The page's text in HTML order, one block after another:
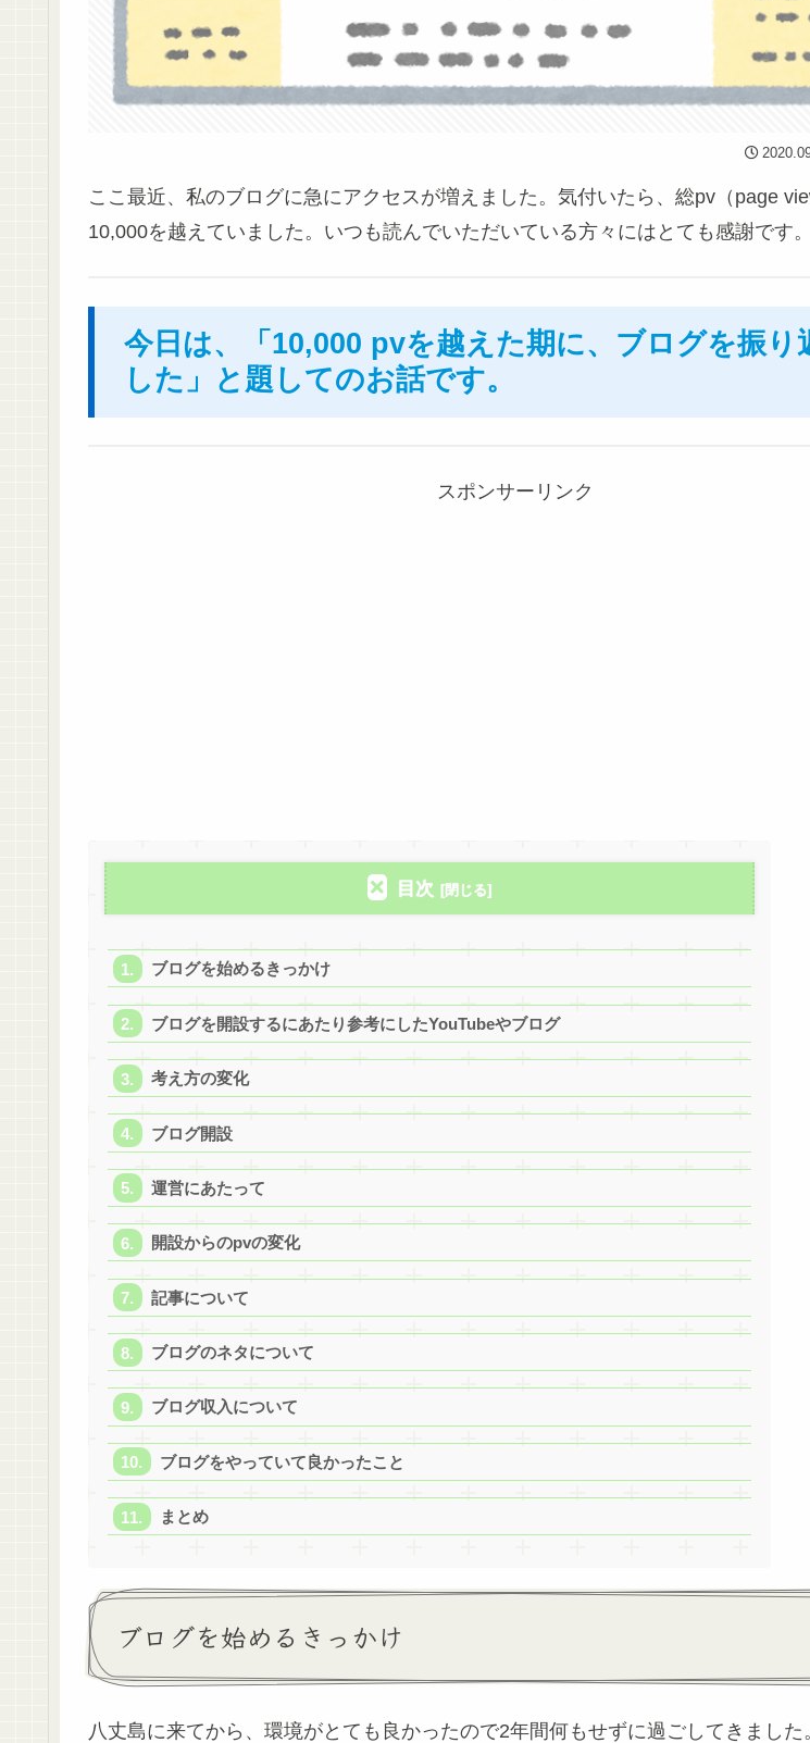
ここ最近、私のブログに急にアクセスが増えました。気付いたら、総pv（page
10,000を越えていました。いつも読んでいただいている方々にはとても感謝です。
今日は、「10,000 pvを越えた期に、ブログを振り
した」と題してのお話です。
スポンサーリンク
目次
ブログを始めるきっかけ
ブログを開設するにあたり参考にしたYouTubeやブログ
考え方の変化
ブログ開設
運営にあたって
開設からのpvの変化
記事について
ブログのネタについて
ブログ収入について
ブログをやっていて良かったこと
まとめ
ブログを始めるきっかけ
八丈島に来てから、環境がとても良かったので2年間何もせずに過ごしてきました